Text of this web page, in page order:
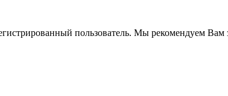
пользователь. Мы рекомендуем Вам